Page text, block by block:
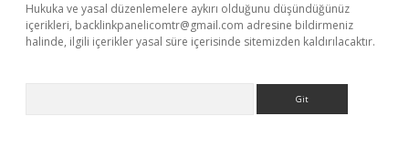
Hukuka ve yasal düzenlemelere aykırı olduğunu düşündüğünüz
içerikleri, backlinkpanelicomtr@gmail.com adresine bildirmeniz
halinde, ilgili içerikler yasal süre içerisinde sitemizden kaldırılacaktır.